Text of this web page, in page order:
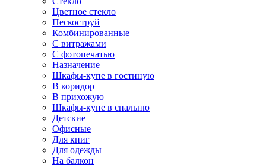
Цветное стекло
Пескоструй
Комбинированные
С витражами
С фотопечатью
Назначение
Шкафы-купе в гостиную
В коридор
В прихожую
Шкафы-купе в спальню
Детские
Офисные
Для книг
Для одежды
На балкон